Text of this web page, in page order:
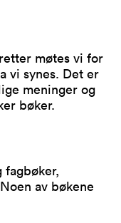
møtes vi for
vi synes. Det er
meninger og
bøker.
av bøkene